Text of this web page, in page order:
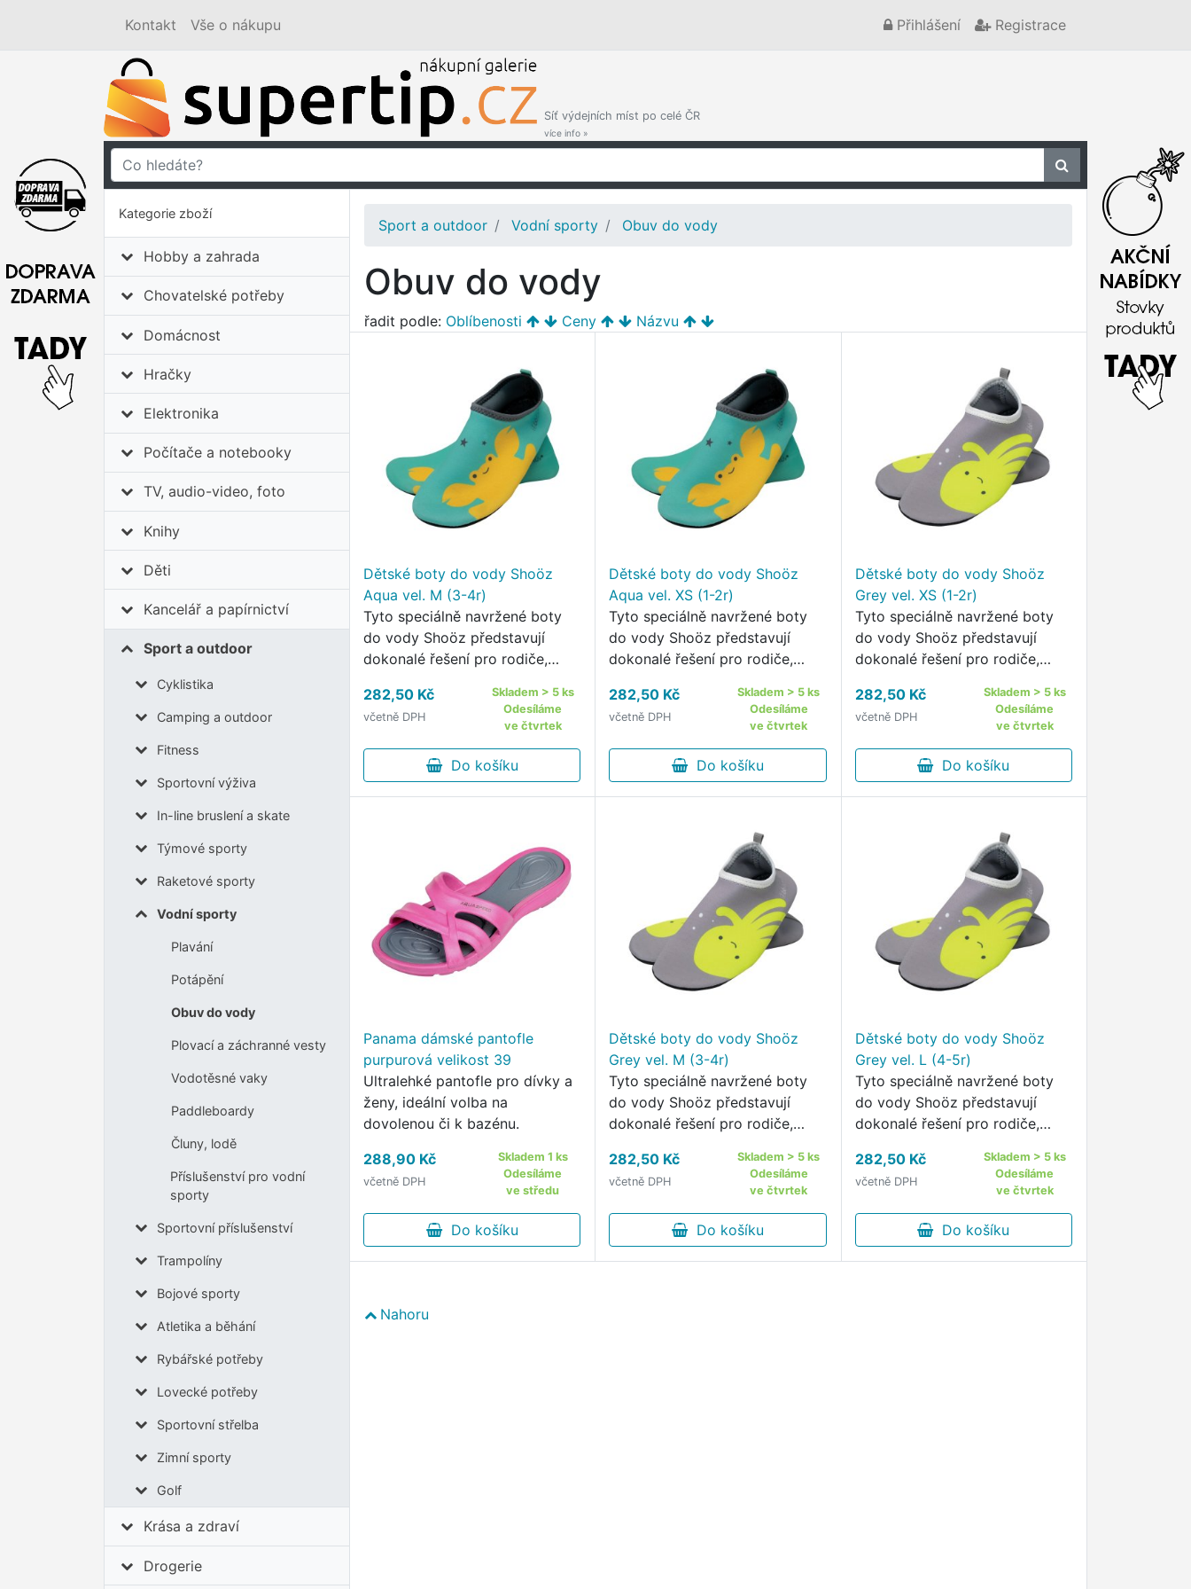
Kontakt Vše o nákupu Přihlášení Registrace
Síť výdejních míst po celé ČR
více info »
Kategorie zboží
Hobby a zahrada
Chovatelské potřeby
Domácnost
Hračky
Elektronika
Počítače a notebooky
TV, audio-video, foto
Knihy
Děti
Kancelář a papírnictví
Sport a outdoor
Cyklistika
Camping a outdoor
Fitness
Sportovní výživa
In-line bruslení a skate
Týmové sporty
Raketové sporty
Vodní sporty
Plavání
Potápění
Obuv do vody
Plovací a záchranné vesty
Vodotěsné vaky
Paddleboardy
Čluny, lodě
Příslušenství pro vodní
sporty
Sportovní příslušenství
Trampolíny
Bojové sporty
Atletika a běhání
Rybářské potřeby
Lovecké potřeby
Sportovní střelba
Zimní sporty
Golf
Krása a zdraví
Drogerie
Sport a outdoor Vodní sporty Obuv do vody
Obuv do vody
řadit podle: Oblíbenosti Ceny Názvu
Dětské boty do vody Shoöz
Aqua vel. M (3-4r)
Tyto speciálně navržené boty
do vody Shoöz představují
dokonalé řešení pro rodiče,
bezpečnost a pohodlí svých
dětí během letních aktivit u
282,50 Kč
včetně DPH
Skladem > 5 ks
Odesíláme
ve čtvrtek
Do košíku
Dětské boty do vody Shoöz
Aqua vel. XS (1-2r)
Tyto speciálně navržené boty
do vody Shoöz představují
dokonalé řešení pro rodiče,
bezpečnost a pohodlí svých
dětí během letních aktivit u
282,50 Kč
včetně DPH
Skladem > 5 ks
Odesíláme
ve čtvrtek
Do košíku
Dětské boty do vody Shoöz
Grey vel. XS (1-2r)
Tyto speciálně navržené boty
do vody Shoöz představují
dokonalé řešení pro rodiče,
bezpečnost a pohodlí svých
dětí během letních aktivit u
282,50 Kč
včetně DPH
Skladem > 5 ks
Odesíláme
ve čtvrtek
Do košíku
Panama dámské pantofle
purpurová velikost 39
Ultralehké pantofle pro dívky a
ženy, ideální volba na
dovolenou či k bazénu.
288,90 Kč
včetně DPH
Skladem 1 ks
Odesíláme
ve středu
Do košíku
Dětské boty do vody Shoöz
Grey vel. M (3-4r)
Tyto speciálně navržené boty
do vody Shoöz představují
dokonalé řešení pro rodiče,
bezpečnost a pohodlí svých
dětí během letních aktivit u
282,50 Kč
včetně DPH
Skladem > 5 ks
Odesíláme
ve čtvrtek
Do košíku
Dětské boty do vody Shoöz
Grey vel. L (4-5r)
Tyto speciálně navržené boty
do vody Shoöz představují
dokonalé řešení pro rodiče,
bezpečnost a pohodlí svých
dětí během letních aktivit u
282,50 Kč
včetně DPH
Skladem > 5 ks
Odesíláme
ve čtvrtek
Do košíku
Nahoru